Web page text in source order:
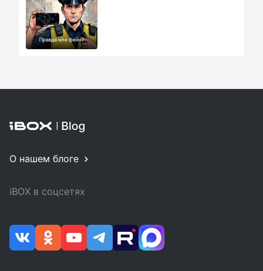
О нашем блоге
iBOX в соцсетях